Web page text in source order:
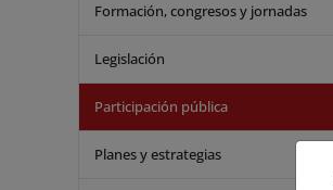
Formación, congresos y jornadas
Legislación
Participación pública
Planes y estrategias